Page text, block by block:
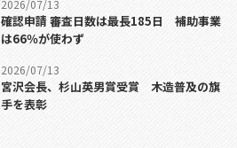
2026/07/13
確認申請 審査日数は最長185日 補助事業
は66％が使わず
2026/07/13
宮沢会長、杉山英男賞受賞 木造普及の旗
手を表彰